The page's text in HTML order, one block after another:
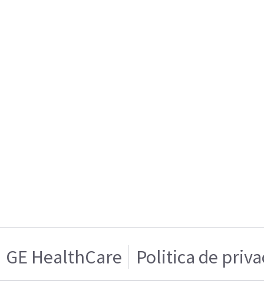
GE HealthCare Politica de